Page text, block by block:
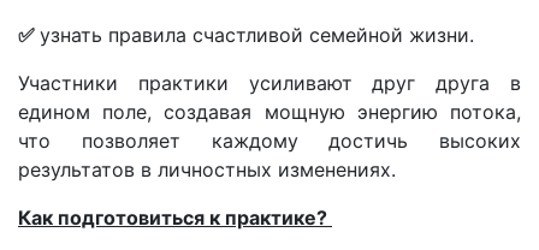
✅ узнать правила счастливой семейной жизни.
Участники практики усиливают друг друга в
едином поле, создавая мощную энергию потока,
что позволяет каждому достичь высоких
результатов в личностных изменениях.
Как подготовиться к практике?